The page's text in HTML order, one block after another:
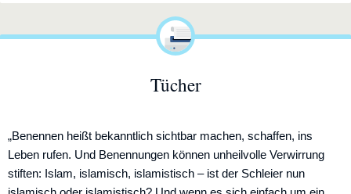
Tücher
„Benennen heißt bekanntlich sichtbar machen, schaffen, ins
Leben rufen. Und Benennungen können unheilvolle Verwirrung
stiften: Islam, islamisch, islamistisch – ist der Schleier nun